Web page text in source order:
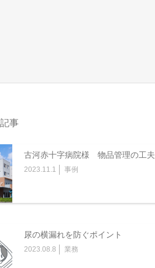
事
古河赤十字病院様 物品管理の工夫
2023.11.1 事例
尿の横漏れを防ぐポイント
2023.08.8 業務